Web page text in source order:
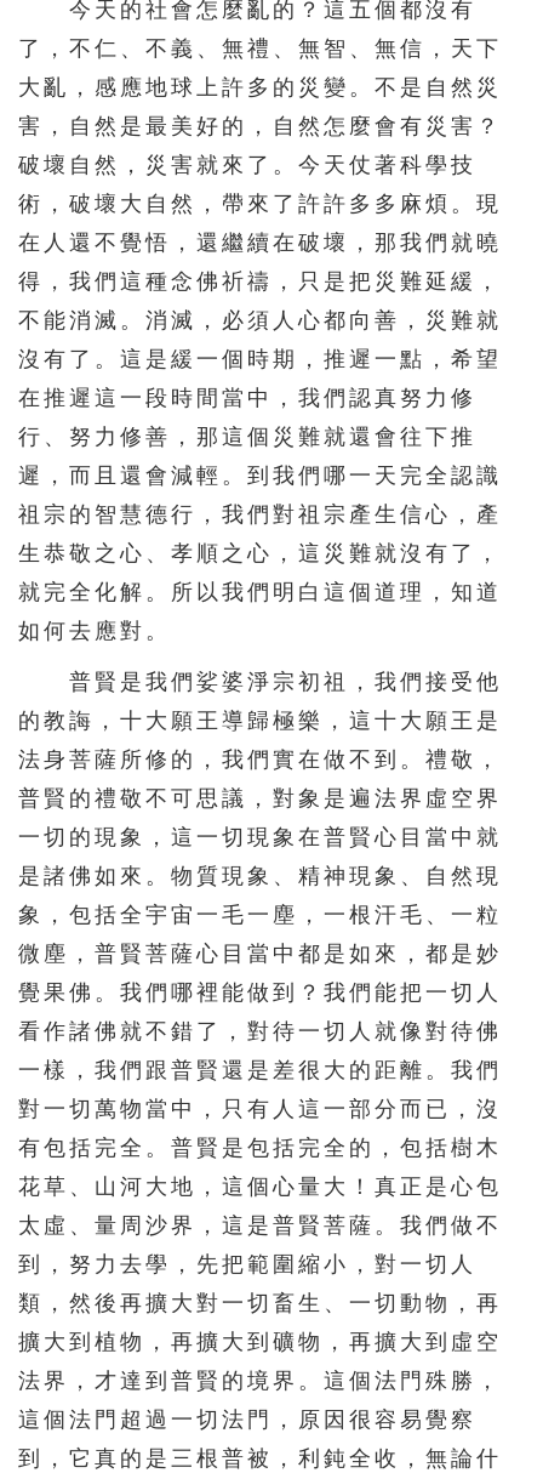
391 392 393 394 395
396 397 398 399 400
406 407 408 409 410
411 412 413 414 415
416 417 418 419 420
421 422 423 424 425
431 432 433 434 435
436 437 438 439 440
441 442 443 444 445
446 447 448 449 450
451 452 453 454 455
466 467 468 469 470
471 472 473 474 475
476 477 478 479 480
481 482 483 484 485
486 487 488 489 490
496 497 498 499 500
501 502 503 504 505
506 507 508 509 510
511 512 513 514 515
521 522 523 524 525
526 527 528 529 530
531 532 533 534 535
536 537 538 539 540
546 547 548 549 550
今天的社會怎麼亂的？這五個都沒有
了，不仁、不義、無禮、無智、無信，天下
大亂，感應地球上許多的災變。不是自然災
害，自然是最美好的，自然怎麼會有災害？
破壞自然，災害就來了。今天仗著科學技
術，破壞大自然，帶來了許許多多麻煩。現
在人還不覺悟，還繼續在破壞，那我們就曉
得，我們這種念佛祈禱，只是把災難延緩，
不能消滅。消滅，必須人心都向善，災難就
沒有了。這是緩一個時期，推遲一點，希望
在推遲這一段時間當中，我們認真努力修
行、努力修善，那這個災難就還會往下推
遲，而且還會減輕。到我們哪一天完全認識
祖宗的智慧德行，我們對祖宗產生信心，產
生恭敬之心、孝順之心，這災難就沒有了，
就完全化解。所以我們明白這個道理，知道
如何去應對。
普賢是我們娑婆淨宗初祖，我們接受他
的教誨，十大願王導歸極樂，這十大願王是
法身菩薩所修的，我們實在做不到。禮敬，
普賢的禮敬不可思議，對象是遍法界虛空界
一切的現象，這一切現象在普賢心目當中就
是諸佛如來。物質現象、精神現象、自然現
象，包括全宇宙一毛一塵，一根汗毛、一粒
微塵，普賢菩薩心目當中都是如來，都是妙
覺果佛。我們哪裡能做到？我們能把一切人
看作諸佛就不錯了，對待一切人就像對待佛
一樣，我們跟普賢還是差很大的距離。我們
對一切萬物當中，只有人這一部分而已，沒
有包括完全。普賢是包括完全的，包括樹木
花草、山河大地，這個心量大！真正是心包
太虛、量周沙界，這是普賢菩薩。我們做不
到，努力去學，先把範圍縮小，對一切人
類，然後再擴大對一切畜生、一切動物，再
擴大到植物，再擴大到礦物，再擴大到虛空
法界，才達到普賢的境界。這個法門殊勝，
這個法門超過一切法門，原因很容易覺察
到，它真的是三根普被，利鈍全收，無論什